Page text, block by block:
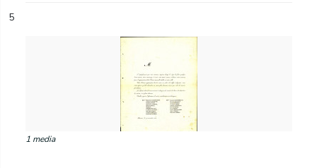
5
1 media